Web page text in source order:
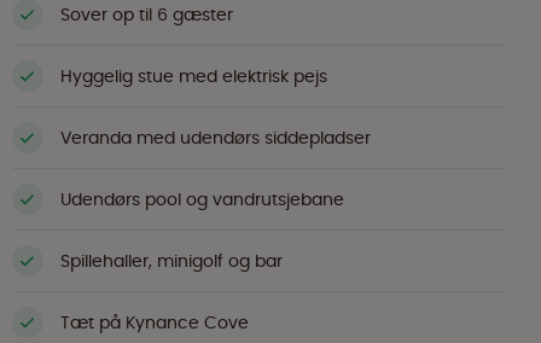
Sover op til 6 gæster
Hyggelig stue med elektrisk pejs
Veranda med udendørs siddepladser
Udendørs pool og vandrutsjebane
Spillehaller, minigolf og bar
Tæt på Kynance Cove